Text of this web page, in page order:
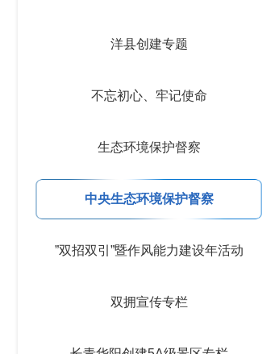
洋县创建专题
不忘初心、牢记使命
生态环境保护督察
中央生态环境保护督察
”双招双引”暨作风能力建设年活动
双拥宣传专栏